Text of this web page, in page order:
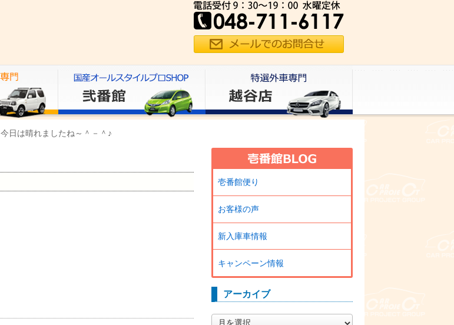
今日は晴れましたね～＾－＾♪
壱番館便り
お客様の声
新入庫車情報
キャンペーン情報
アーカイブ